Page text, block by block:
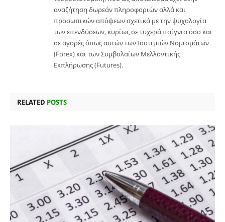
αναζήτηση δωρεάν πληροφοριών αλλά και
προσωπικών απόψεων σχετικά με την ψυχολογία
των επενδύσεων, κυρίως σε τυχερά παίγνια όσο και
σε αγορές όπως αυτών των Ισοτιμιών Νομισμάτων
(Forex) και των Συμβολαίων Μελλοντικής
Εκπλήρωσης (Futures).
RELATED POSTS